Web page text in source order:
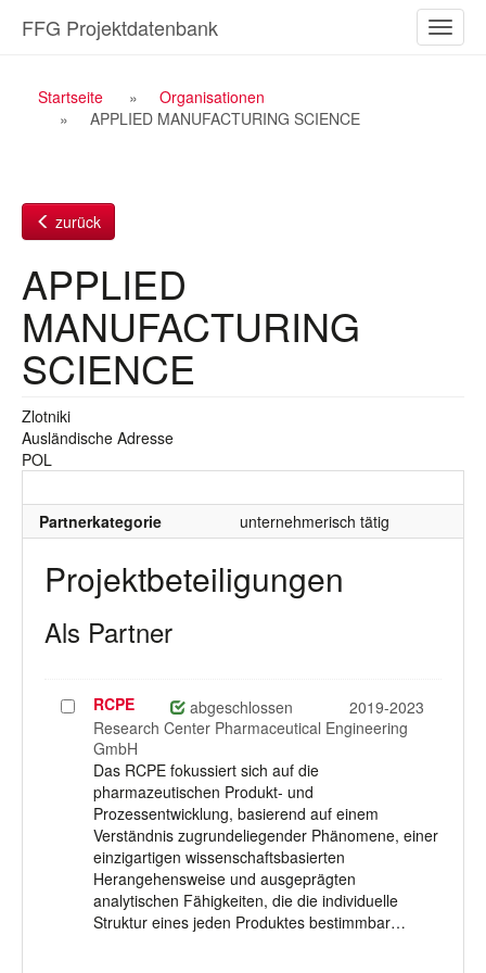
Inhalt
ein-/
FFG Projektdatenbank
Breadcrumb
Navigation
Startseite
Organisationen
APPLIED MANUFACTURING SCIENCE
zurück
APPLIED
MANUFACTURING
SCIENCE
Zlotniki
Ausländische Adresse
POL
Partnerkategorie unternehmerisch tätig
Projektbeteiligungen
Als Partner
Projekt
auswählen
RCPE abgeschlossen
2019-2023
Research Center Pharmaceutical Engineering
GmbH
Das RCPE fokussiert sich auf die
pharmazeutischen Produkt- und
Prozessentwicklung, basierend auf einem
Verständnis zugrundeliegender Phänomene, einer
einzigartigen wissenschaftsbasierten
Herangehensweise und ausgeprägten
analytischen Fähigkeiten, die die individuelle
Struktur eines jeden Produktes bestimmbar…